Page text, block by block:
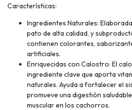
Características:
Ingredientes Naturales:
pato de alta calidad, y
contienen colorantes,
artificiales.
Enriquecidas con Calostro: El
ingrediente clave que aporta
naturales. Ayuda a fortalecer el
promueve una digestión
muscular en los cachorros.